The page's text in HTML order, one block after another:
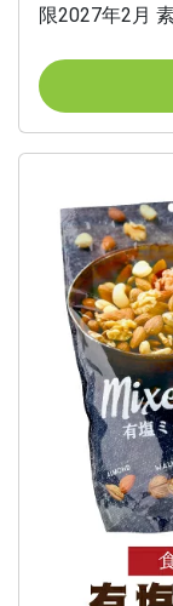
限2027年2月
ミアナッツ 虎姫